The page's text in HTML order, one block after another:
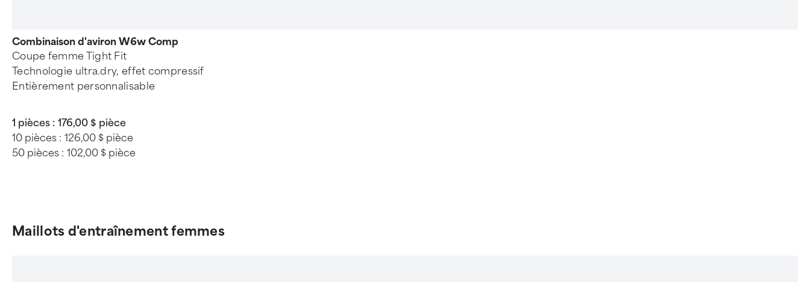
Combinaison d'aviron W6w Comp
Coupe femme Tight Fit
Technologie ultra.dry, effet compressif
Entièrement personnalisable
1 pièces : 176,00 $ pièce
10 pièces : 126,00 $ pièce
50 pièces : 102,00 $ pièce
Maillots d'entraînement femmes